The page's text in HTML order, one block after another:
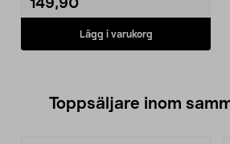
149,90
Lägg i varukorg
Toppsäljare inom